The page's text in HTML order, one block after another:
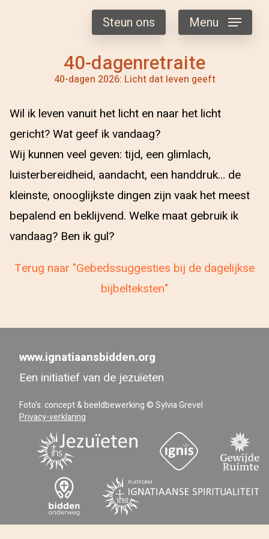
40-dagenretraite
40-dagen 2026: Licht dat leven geeft
Steun ons Menu
Wil ik leven vanuit het licht en naar het licht
gericht? Wat geef ik vandaag?
Wij kunnen veel geven: tijd, een glimlach,
luisterbereidheid, aandacht, een handdruk… de
kleinste, onooglijkste dingen zijn vaak het meest
bepalend en beklijvend. Welke maat gebruik ik
vandaag? Ben ik gul?
Terug naar "Gebedssuggesties bij de dagelijkse
bijbelteksten"
www.ignatiaansbidden.org
Een initiatief van de jezuïeten
Foto's: concept & beeldbewerking © Sylvia Grevel
Privacy-verklaring